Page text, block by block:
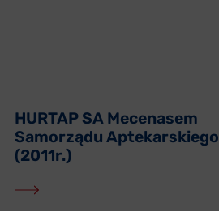
HURTAP SA Mecenasem
Samorządu Aptekarskiego
(2011r.)